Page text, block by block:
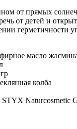
от прямых
от детей и
герметичности
масло
колба
STYX Naturcosmetic